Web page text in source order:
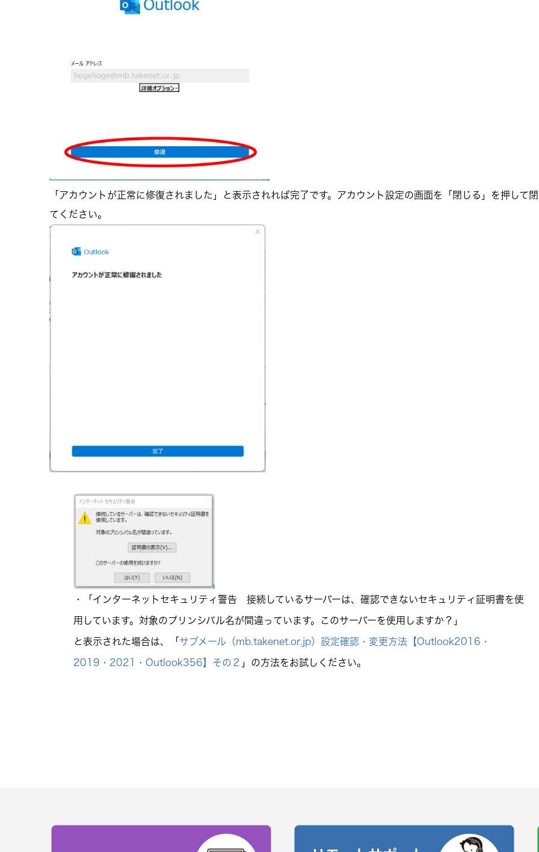
「アカウントが正常に修復されました」と表示されれば完了です。アカウント設定の画面を「閉じる」を押して
てください。
・「インターネットセキュリティ警告 接続しているサーバーは、確認できないセキュリティ証明書を使
用しています。対象のプリンシパル名が間違っています。このサーバーを使用しますか？」
と表示された場合は、「 サブメール（mb.takenet.or.jp）設定確認・変更方法【Outlook2016・
2019・2021・Outlook356】その２ 」の方法をお試しください。